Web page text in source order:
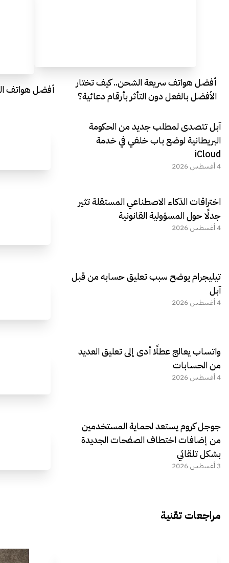
أفضل هواتف سريعة الشحن.. كيف تختار
الأفضل بالفعل دون التأثر بأرقام دعائية؟
أفضل هواتف
آبل تتصدى لمطلب جديد من الحكومة
البريطانية لوضع باب خلفي في خدمة
iCloud
4 أغسطس 2026
اختراقات الذكاء الاصطناعي المستقلة تثير
جدلًا حول المسؤولية القانونية
4 أغسطس 2026
تيليجرام يوضح سبب تعليق حسابه من قبل
آبل
4 أغسطس 2026
واتساب يعالج عطلًا أدى إلى تعليق العديد
من الحسابات
4 أغسطس 2026
جوجل كروم يستعد لحماية المستخدمين
من إضافات اختطاف الصفحات الجديدة
بشكل تلقائي
3 أغسطس 2026
مراجعات تقنية